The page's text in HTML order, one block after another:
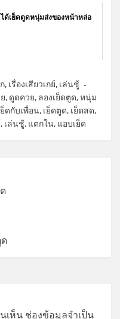
ได้เย็ดตูดหนุ่มส่งของหน้าหล่อ
, เรื่องเสียวเกย์, เล่นชู้
, ดูดควย, ลองเย็ดตูด,หนุ่ม
ย็ดกับเพื่อน, เย็ดตูด, เย็ดสด,
, เล่นชู้, แตกใน, แอบเย็ด
เห็น ช่องข้อมูลจำเป็น